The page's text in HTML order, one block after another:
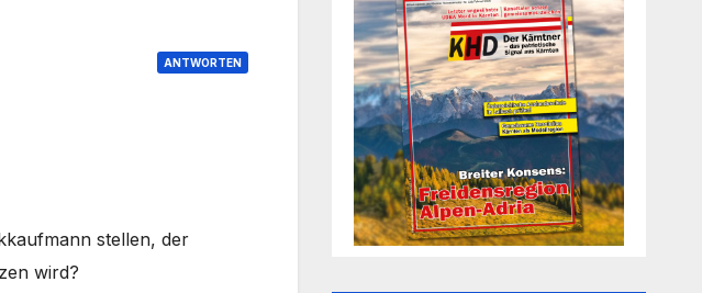
ANTWORTEN
stellen, der
wird?